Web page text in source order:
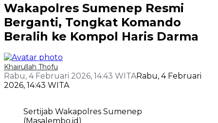
Wakapolres Sumenep Resmi
Berganti, Tongkat Komando
Beralih ke Kompol Haris Darma
Khairullah Thofu
Rabu, 4 Februari 2026, 14:43 WITARabu, 4 Februari
2026, 14:43 WITA
Sertijab Wakapolres Sumenep
(Masalembo.id)